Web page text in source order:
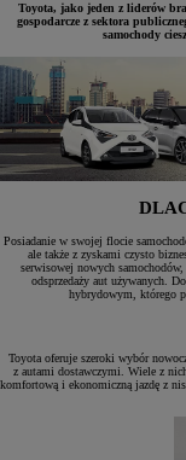
Toyota, jako jeden z liderów
gospodarcze z sektora
samochody
Posiadanie w swojej flocie
ale także z zyskami czysto
serwisowej nowych
odsprzedaży aut używanych.
hybrydowym, którego
Toyota oferuje szeroki wybór
z autami dostawczymi. Wiele z
komfortową i ekonomiczną jazdę z